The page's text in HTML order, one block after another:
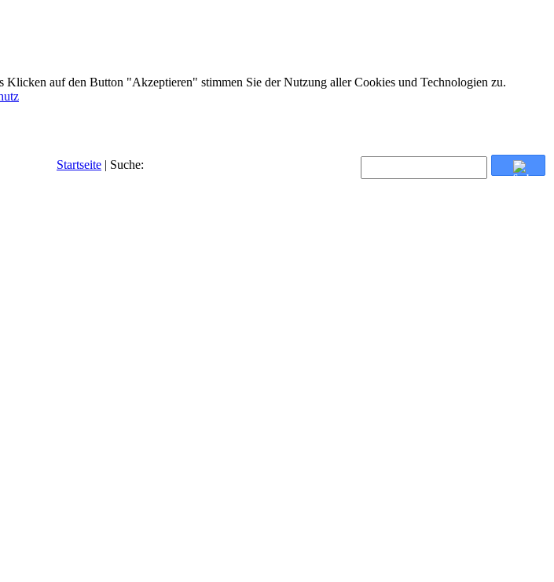
auf den Button "Akzeptieren" stimmen Sie der Nutzung aller Cookies und Technologien zu.
Startseite | Suche: